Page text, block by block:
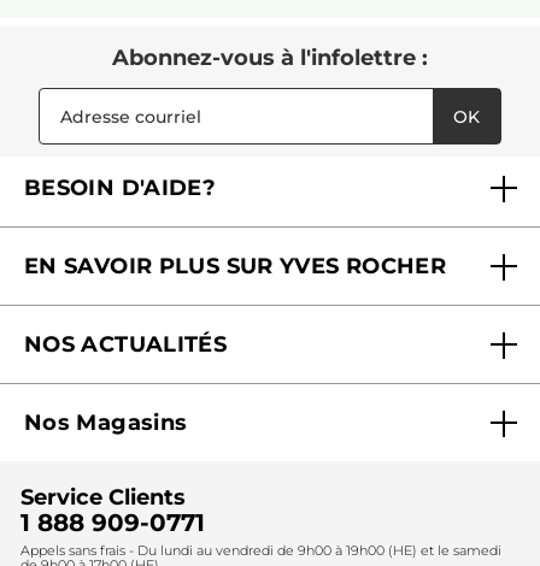
Abonnez-vous à l'infolettre :
OK
BESOIN D'AIDE?
Contactez-nous
Offre Courrier / Magazine
Accessibilité
Cadeaux corporatifs
EN SAVOIR PLUS SUR YVES ROCHER
Pourquoi nous faire confiance ?
Fondation Yves Rocher
2024
Lutte contre le travail forcé et le travail des enfants
2025
NOS ACTUALITÉS
Black Friday
Noël
Fête des mères
Nos Magasins
Instituts
Service Clients
1 888 909-0771
Appels sans frais - Du lundi au vendredi de 9h00 à 19h00 (HE) et le samedi